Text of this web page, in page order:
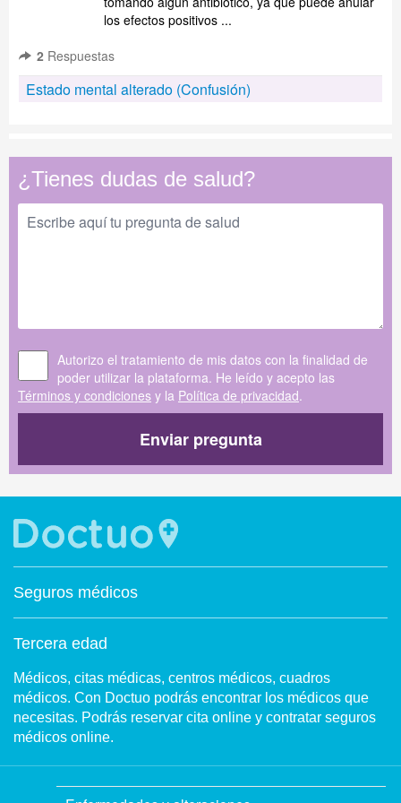
los efectos positivos ...
2 Respuestas
Estado mental alterado (Confusión)
¿Tienes dudas de salud?
Autorizo el tratamiento de mis datos con la finalidad de
poder utilizar la plataforma. He leído y acepto las
Términos y condiciones y la Política de privacidad.
Enviar pregunta
Seguros médicos
Tercera edad
Médicos, citas médicas, centros médicos, cuadros
médicos. Con Doctuo podrás encontrar los médicos que
necesitas. Podrás reservar cita online y contratar seguros
médicos online.